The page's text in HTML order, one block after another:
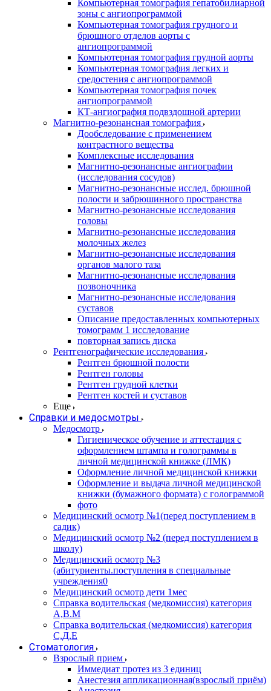
Компьютерная томография гепатобилиарной
зоны с ангиопрограммой
Компьютерная томография грудного и
брюшного отделов аорты с
ангиопрограммой
Компьютерная томография грудной аорты
Компьютерная томография легких и
средостения с ангиопрограммой
Компьютерная томография почек
ангиопрограммой
КТ-ангиография подвздошной артерии
Магнитно-резонансная томография
Дообследование с применением
контрастного вещества
Комплексные исследования
Магнитно-резонансные ангиографии
(исследования сосудов)
Магнитно-резонансные исслед. брюшной
полости и забрюшинного пространства
Магнитно-резонансные исследования
головы
Магнитно-резонансные исследования
молочных желез
Магнитно-резонансные исследования
органов малого таза
Магнитно-резонансные исследования
позвоночника
Магнитно-резонансные исследования
суставов
Описание предоставленных компьютерных
томограмм 1 исследование
повторная запись диска
Рентгенографические исследования
Рентген брюшной полости
Рентген головы
Рентген грудной клетки
Рентген костей и суставов
Еще
Справки и медосмотры
Медосмотр
Гигиеническое обучение и аттестация с
оформлением штампа и голограммы в
личной медицинской книжке (ЛМК)
Оформление личной медицинской книжки
Оформление и выдача личной медицинской
книжки (бумажного формата) с голограммой
фото
Медицинский осмотр №1(перед поступлением в
садик)
Медицинский осмотр №2 (перед поступлением в
школу)
Медицинский осмотр №3
(абитуриенты.поступления в специальные
учреждения0
Медицинский осмотр дети 1мес
Справка водительская (медкомиссия) категория
А,В.М
Справка водительская (медкомиссия) категория
С,Д,Е
Стоматология
Взрослый прием
Иммедиат протез из 3 единиц
Анестезия аппликационная(взрослый приём)